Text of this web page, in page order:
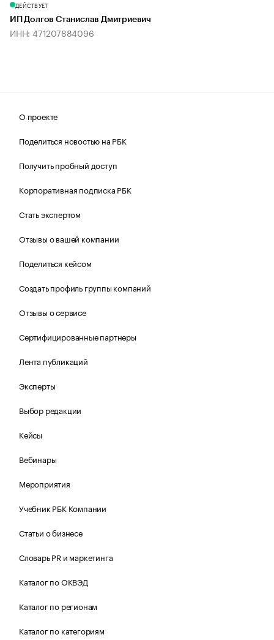
ДЕЙСТВУЕТ
ИП Долгов Станислав Дмитриевич
ИНН: 471207884096
О проекте
Поделиться новостью на РБК
Получить пробный доступ
Корпоративная подписка РБК
Стать экспертом
Отзывы о вашей компании
Поделиться кейсом
Создать профиль группы компаний
Отзывы о сервисе
Сертифицированные партнеры
Лента публикаций
Эксперты
Выбор редакции
Кейсы
Вебинары
Мероприятия
Учебник РБК Компании
Статьи о бизнесе
Словарь PR и маркетинга
Каталог по ОКВЭД
Каталог по регионам
Каталог по категориям